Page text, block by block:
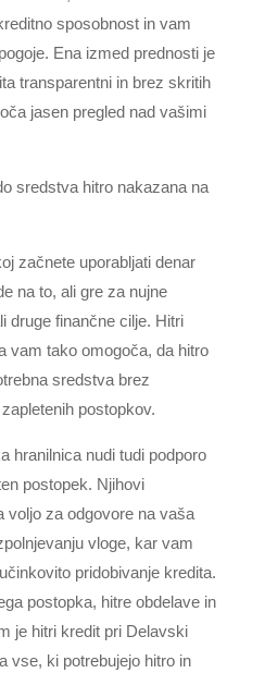
sposobnost in vam
Ena izmed prednosti je
transparentni in brez skritih
jasen pregled nad vašimi
sredstva hitro nakazana na
začnete uporabljati denar
na to, ali gre za nujne
druge finančne cilje. Hitri
vam tako omogoča, da hitro
sredstva brez
postopkov.
hranilnica nudi tudi podporo
postopek. Njihovi
voljo za odgovore na vaša
vloge, kar vam
pridobivanje kredita.
postopka, hitre obdelave in
je hitri kredit pri Delavski
vse, ki potrebujejo hitro in